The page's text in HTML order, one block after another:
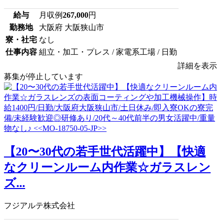
給与 月収例267,000円
勤務地
大阪府 大阪狭山市
寮・社宅 なし
仕事内容 組立・加工・プレス / 家電系工場 / 日勤
詳細を表示
募集が停止しています
【20〜30代の若手世代活躍中】【快適
なクリーンルーム内作業☆ガラスレン
ズ...
フジアルテ株式会社